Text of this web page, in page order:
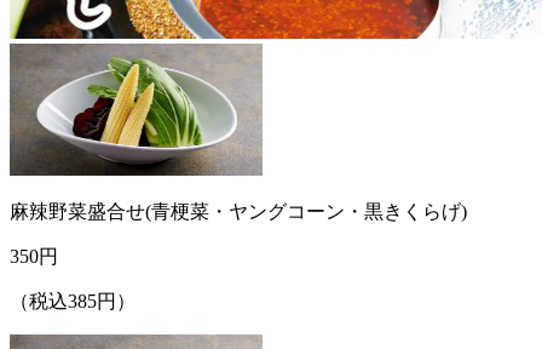
麻辣野菜盛合せ(青梗菜・ヤングコーン・黒きくらげ)
350円
（税込385円）